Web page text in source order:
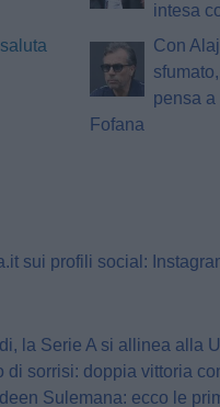
intesa
Con
pensa a
Fofana
sui profili social:
Serie A si allinea alla Uefa:
doppia vittoria con Lecco e
Sulemana: ecco le